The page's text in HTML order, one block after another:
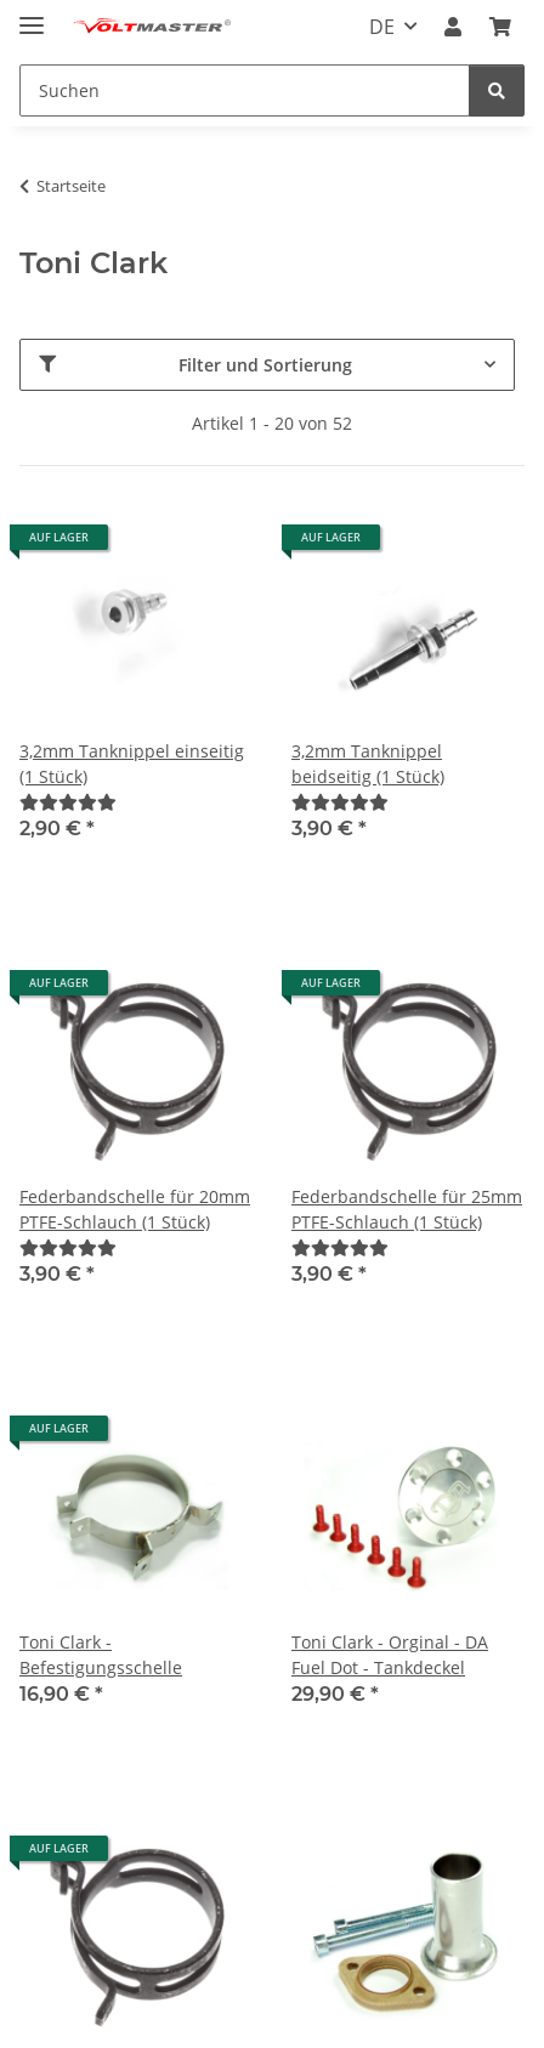
DE
Startseite
Toni Clark
Filter und Sortierung
Artikel 1 - 20 von 52
AUF LAGER
3,2mm Tanknippel einseitig
(1 Stück)
2,90 € *
AUF LAGER
3,2mm Tanknippel
beidseitig (1 Stück)
3,90 € *
AUF LAGER
Federbandschelle für 20mm
PTFE-Schlauch (1 Stück)
3,90 € *
AUF LAGER
Federbandschelle für 25mm
PTFE-Schlauch (1 Stück)
3,90 € *
AUF LAGER
Toni Clark -
Befestigungsschelle
16,90 € *
Toni Clark - Orginal - DA
Fuel Dot - Tankdeckel
29,90 € *
AUF LAGER